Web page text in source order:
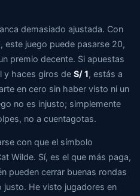
demasiado ajustada. Con
este juego puede pasarse 20,
premio decente. Si apuestas
y haces giros de S/ 1, estás a
en cero sin haber visto ni un
no es injusto; simplemente
no a cuentagotas.
con que el símbolo
Wilde. Sí, es el que más paga,
pueden cerrar buenas rondas
justo. He visto jugadores en